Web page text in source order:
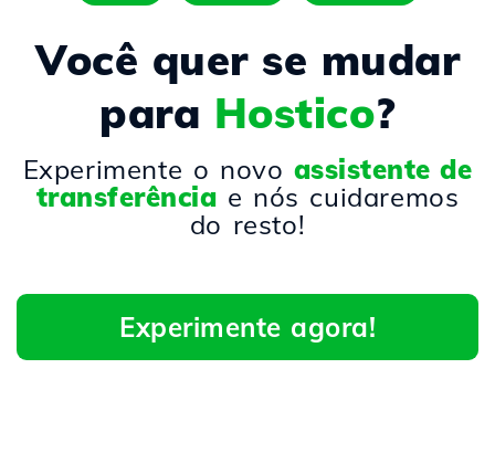
Você quer se mudar
para Hostico?
Experimente o novo assistente de
transferência e nós cuidaremos
do resto!
Experimente agora!